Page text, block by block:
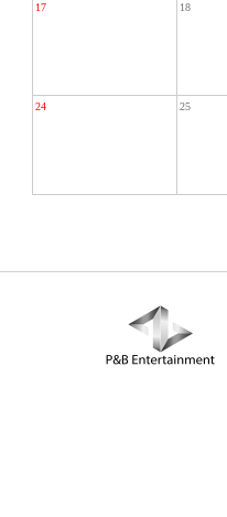
17 18
24 25